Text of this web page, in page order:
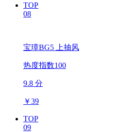
TOP
08
宝璋BG5 上抽风
热度指数100
9.8 分
￥39
TOP
09